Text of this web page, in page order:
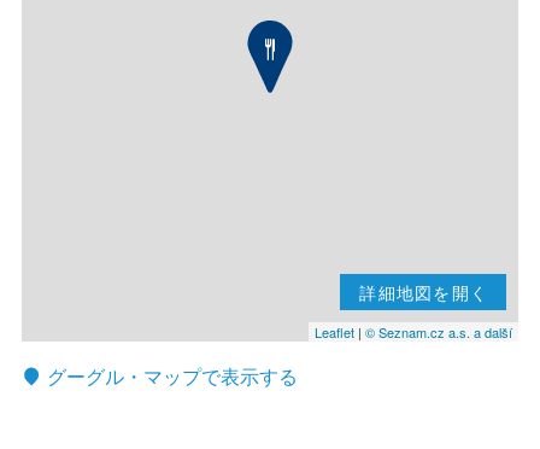
詳細地図を開く
Leaflet | © Seznam.cz a.s. a další
グーグル・マップで表示する